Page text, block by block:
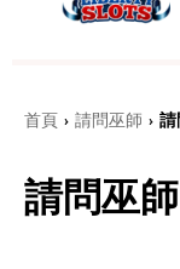
首頁 › 請問巫師 ›
請問巫